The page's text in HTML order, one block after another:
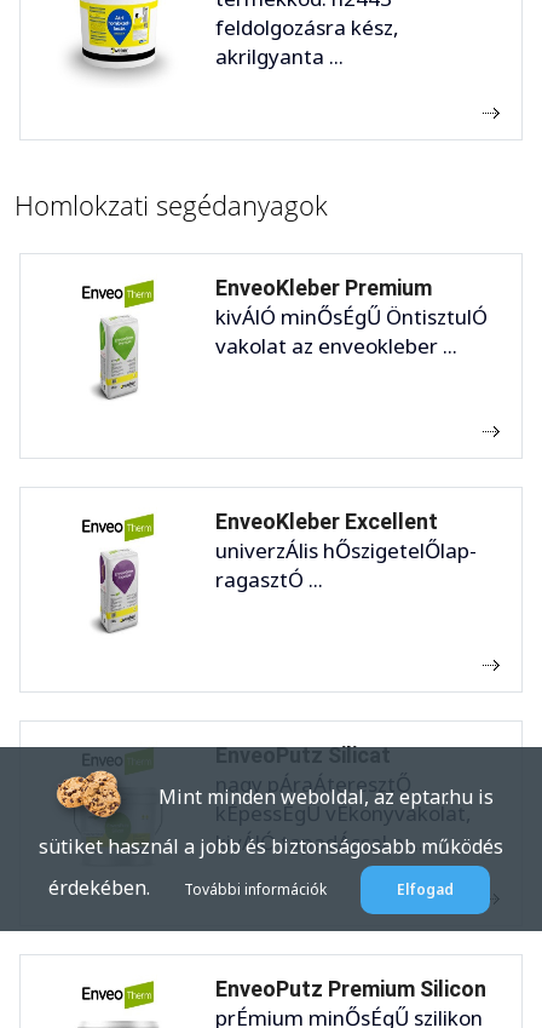
feldolgozásra kész,
akrilgyanta ...
Homlokzati segédanyagok
EnveoKleber Premium
kivÁlÓ minŐsÉgŰ ÖntisztulÓ
vakolat az enveokleber ...
EnveoKleber Excellent
univerzÁlis hŐszigetelŐlap-
ragasztÓ ...
EnveoPutz Silicat
nagy pÁraÁteresztŐ
kÉpessÉgŰ vÉkonyvakolat,
kivÁlÓ tapadÁssal a ...
EnveoPutz Premium Silicon
prÉmium minŐsÉgŰ szilikon
Mint minden weboldal, az eptar.hu is
sütiket használ a jobb és biztonságosabb működés
érdekében.
További információk Elfogad